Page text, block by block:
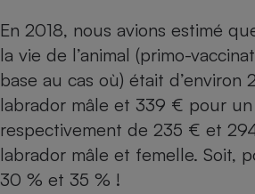
En 2018, nous avions estimé
la vie de l’animal (primo-
base au cas où) était
labrador mâle et 339 € pour
respectivement de 235 € et
labrador mâle et femelle. Soit,
30 % et 35 % !